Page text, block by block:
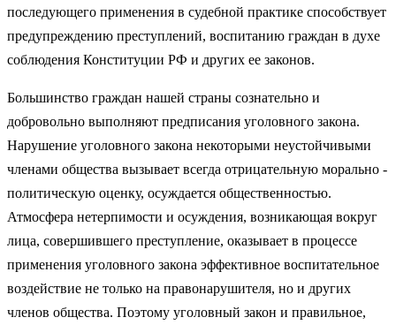
последующего применения в судебной практике способствует
предупреждению преступлений, воспитанию граждан в духе
соблюдения Конституции РФ и других ее законов.
Большинство граждан нашей страны сознательно и
добровольно выполняют предписания уголовного закона.
Нарушение уголовного закона некоторыми неустойчивыми
членами общества вызывает всегда отрицательную морально -
политическую оценку, осуждается общественностью.
Атмосфера нетерпимости и осуждения, возникающая вокруг
лица, совершившего преступление, оказывает в процессе
применения уголовного закона эффективное воспитательное
воздействие не только на правонарушителя, но и других
членов общества. Поэтому уголовный закон и правильное,